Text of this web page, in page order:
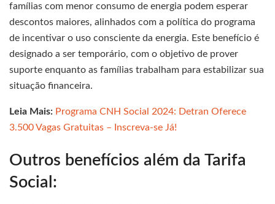
famílias com menor consumo de energia podem esperar
descontos maiores, alinhados com a política do programa
de incentivar o uso consciente da energia. Este benefício é
designado a ser temporário, com o objetivo de prover
suporte enquanto as famílias trabalham para estabilizar sua
situação financeira.
Leia Mais: Programa CNH Social 2024: Detran Oferece
3.500 Vagas Gratuitas – Inscreva-se Já!
Outros benefícios além da Tarifa
Social: